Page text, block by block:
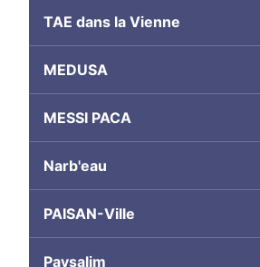
TAE dans la Vienne
MEDUSA
MESSI PACA
Narb'eau
PAISAN-Ville
Paysalim